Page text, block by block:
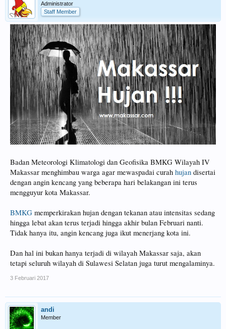
Administrator
Staff Member
Badan Meteorologi Klimatologi dan Geofisika BMKG Wilayah IV
Makassar menghimbau warga agar mewaspadai curah hujan disertai
dengan angin kencang yang beberapa hari belakangan ini terus
mengguyur kota Makassar.
BMKG memperkirakan hujan dengan tekanan atau intensitas sedang
hingga lebat akan terus terjadi hingga akhir bulan Februari nanti.
Tidak hanya itu, angin kencang juga ikut menerjang kota ini.
Dan hal ini bukan hanya terjadi di wilayah Makassar saja, akan
tetapi seluruh wilayah di Sulawesi Selatan juga turut mengalaminya.
3 Februari 2017
andi
Member